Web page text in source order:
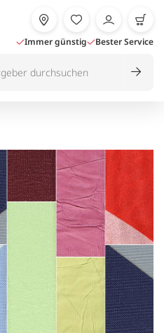
Immer günstig Bester Service